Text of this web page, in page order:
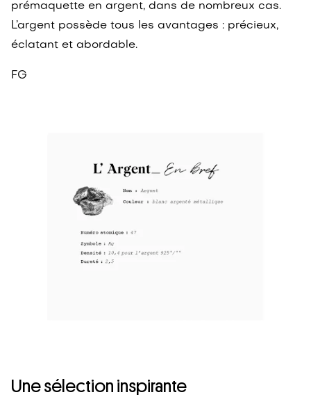
prémaquette en argent, dans de nombreux cas.
L’argent possède tous les avantages : précieux,
éclatant et abordable.
FG
Une sélection inspirante